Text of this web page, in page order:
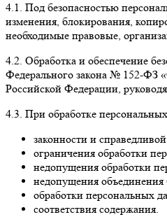
4.1. Под безопасностью
изменения, блокирования,
необходимые правовые,
4.2. Обработка и обеспечение
Федерального закона № 152-ФЗ
Российской Федерации,
4.3. При обработке
законности и
ограничения обработки
недопущения обработки
недопущения объединения
обработки персональных
соответствия содержания.